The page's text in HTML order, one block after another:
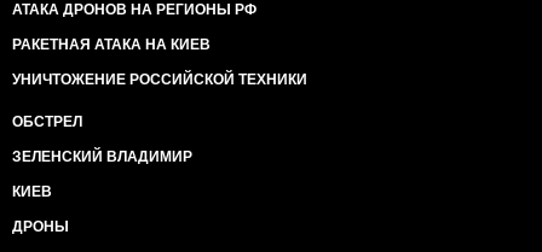
АТАКА ДРОНОВ НА РЕГИОНЫ РФ
РАКЕТНАЯ АТАКА НА КИЕВ
УНИЧТОЖЕНИЕ РОССИЙСКОЙ ТЕХНИКИ
ОБСТРЕЛ
ЗЕЛЕНСКИЙ ВЛАДИМИР
КИЕВ
ДРОНЫ